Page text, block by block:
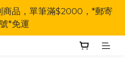
商品，單筆滿$2000，*郵寄
*免運